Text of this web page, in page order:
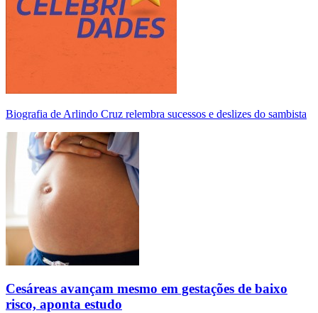
Biografia de Arlindo Cruz relembra sucessos e deslizes do sambista
Cesáreas avançam mesmo em gestações de baixo
risco, aponta estudo